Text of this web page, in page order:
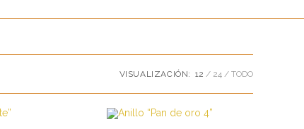
VISUALIZACIÓN: 12 24 TODO